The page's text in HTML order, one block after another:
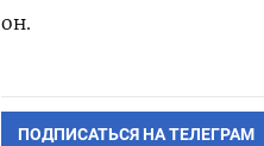
он.
ПОДПИСАТЬСЯ НА ТЕЛЕГРАМ